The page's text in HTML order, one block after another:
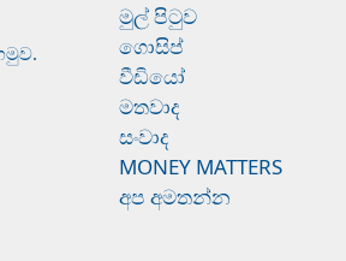
මුල් පිටුව
ගොසිප්
වීඩියෝ
මතවාද
සංවාද
MONEY MATTERS
අප අමතන්න